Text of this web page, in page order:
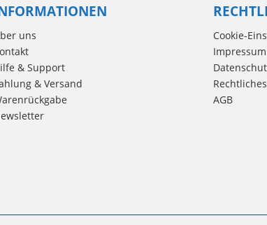
uns
& Support
& Versand
Cookie-
Impressum
Rechtliches
AGB